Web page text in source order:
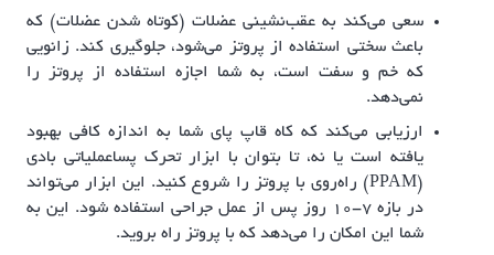
سعی می‌کند به عقب‌نشینی عضلات (کوتاه شدن عضلات) که
باعث سختی استفاده از پروتز می‌شود، جلوگیری کند. زانویی
که خم و سفت است، به شما اجازه استفاده از پروتز را
نمی‌دهد.
ارزیابی می‌کند که کاه قاپ پای شما به اندازه کافی بهبود
یافته است یا نه، تا بتوان با ابزار تحرک پساعملیاتی بادی
(PPAM) راه‌روی با پروتز را شروع کنید. این ابزار می‌تواند
در بازه ۷-۱۰ روز پس از عمل جراحی استفاده شود. این به
شما این امکان را می‌دهد که با پروتز راه بروید.